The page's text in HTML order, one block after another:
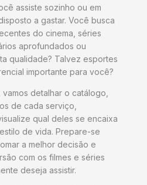
assiste sozinho ou em
a gastar. Você busca
do cinema, séries
aprofundados ou
qualidade? Talvez esportes
importante para você?
detalhar o catálogo,
de cada serviço,
qual deles se encaixa
de vida. Prepare-se
a melhor decisão e
com os filmes e séries
deseja assistir.